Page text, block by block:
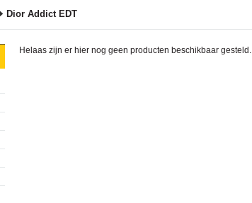
Dior Addict EDT
Helaas zijn er hier nog geen producten beschikbaar gesteld.